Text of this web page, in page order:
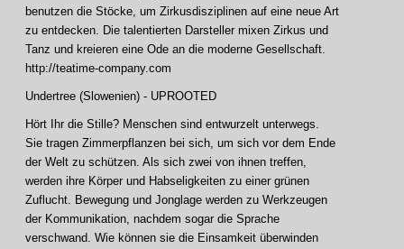
benutzen die Stöcke, um Zirkusdisziplinen auf eine neue Art
zu entdecken. Die talentierten Darsteller mixen Zirkus und
Tanz und kreieren eine Ode an die moderne Gesellschaft.
http://teatime-company.com
Undertree (Slowenien) - UPROOTED
Hört Ihr die Stille? Menschen sind entwurzelt unterwegs.
Sie tragen Zimmerpflanzen bei sich, um sich vor dem Ende
der Welt zu schützen. Als sich zwei von ihnen treffen,
werden ihre Körper und Habseligkeiten zu einer grünen
Zuflucht. Bewegung und Jonglage werden zu Werkzeugen
der Kommunikation, nachdem sogar die Sprache
verschwand. Wie können sie die Einsamkeit überwinden